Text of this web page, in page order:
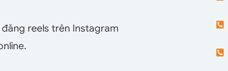
reels trên Instagram